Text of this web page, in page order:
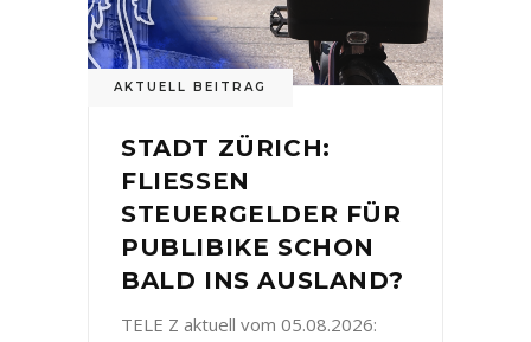
AKTUELL BEITRAG
STADT ZÜRICH:
FLIESSEN
STEUERGELDER FÜR
PUBLIBIKE SCHON
BALD INS AUSLAND?
TELE Z aktuell vom 05.08.2026: